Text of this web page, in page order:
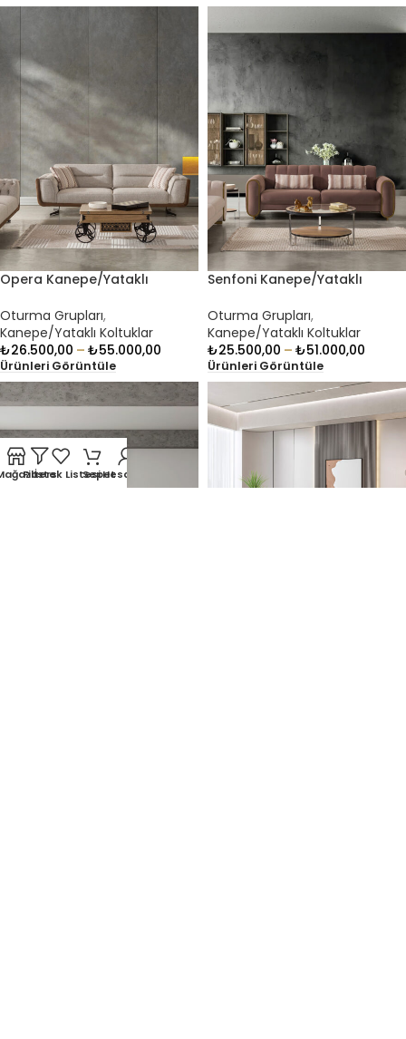
Opera Kanepe/Yataklı
Oturma Grupları,
Kanepe/Yataklı Koltuklar
₺26.500,00 – ₺55.000,00
Ürünleri Görüntüle
Senfoni Kanepe/Yataklı
Oturma Grupları,
Kanepe/Yataklı Koltuklar
₺25.500,00 – ₺51.000,00
Ürünleri Görüntüle
Filters
İstek ListesiSepetHesabım